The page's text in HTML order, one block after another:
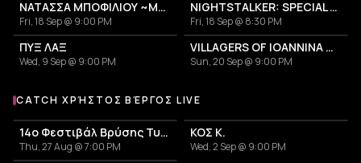
ΝΑΤΑΣΣΑ ΜΠΟΦΙΛΙΟΥ ~ΜΕΤΡΗΜΑ~
Fri, 18 Sep @ 9:00 PM
NIGHTSTALKER: SPECIAL ANNIVERSARY SHOW - 30 YEARS FROM THE RELEASE OF THE ALBUM "USE"
Fri, 18 Sep @ 8:30 PM
ΠΥΞ ΛΑΞ
Wed, 9 Sep @ 9:00 PM
VILLAGERS OF IOANNINA CITY - VENCEREMOS 2026
Sun, 20 Sep @ 9:00 PM
More events with Χρήστος Βέργος
CATCH ΧΡΉΣΤΟΣ ΒΈΡΓΟΣ LIVE
14ο Φεστιβάλ Βρύσης Τυρνάβου 2026
Thu, 27 Aug @ 7:00 PM
ΚΟΣ Κ.
Wed, 2 Sep @ 9:00 PM